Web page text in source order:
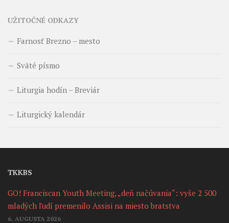
UŽITOČNÉ ODKAZY
Farnosť Brezno – mesto
Sväté písmo
Liturgia hodín – Breviár
Liturgický kalendár
TKKBS
GO! Franciscan Youth Meeting, „deň načúvania“: vyše 2 500
mladých ľudí premenilo Assisi na miesto bratstva
6. AUGUSTA 2026